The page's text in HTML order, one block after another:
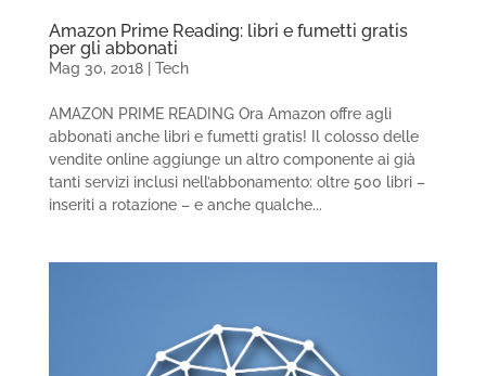
Amazon Prime Reading: libri e fumetti gratis
per gli abbonati
Mag 30, 2018| Tech
AMAZON PRIME READING Ora Amazon offre agli
abbonati anche libri e fumetti gratis! Il colosso delle
vendite online aggiunge un altro componente ai già
tanti servizi inclusi nell’abbonamento: oltre 500 libri –
inseriti a rotazione – e anche qualche...